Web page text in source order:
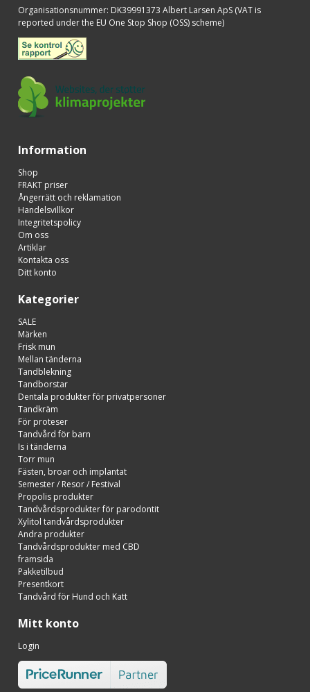
Organisationsnummer: DK39991373 Albert Larsen ApS (VAT is
reported under the EU One Stop Shop (OSS) scheme)
Information
Shop
FRAKT priser
Ångerrätt och reklamation
Handelsvillkor
Integritetspolicy
Om oss
Artiklar
Kontakta oss
Ditt konto
Kategorier
SALE
Märken
Frisk mun
Mellan tänderna
Tandblekning
Tandborstar
Dentala produkter för privatpersoner
Tandkräm
För proteser
Tandvård för barn
Is i tänderna
Torr mun
Fästen, broar och implantat
Semester / Resor / Festival
Propolis produkter
Tandvårdsprodukter för parodontit
Xylitol tandvårdsprodukter
Andra produkter
Tandvårdsprodukter med CBD
framsida
Pakketilbud
Presentkort
Tandvård för Hund och Katt
Mitt konto
Login